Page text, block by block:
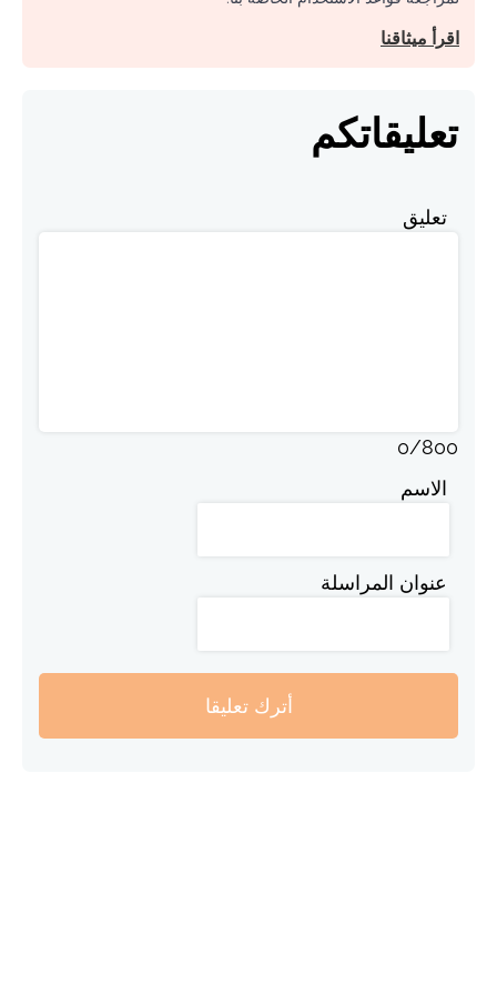
اقرأ ميثاقنا
تعليقاتكم
تعليق
0/800
الاسم
عنوان المراسلة
أترك تعليقا